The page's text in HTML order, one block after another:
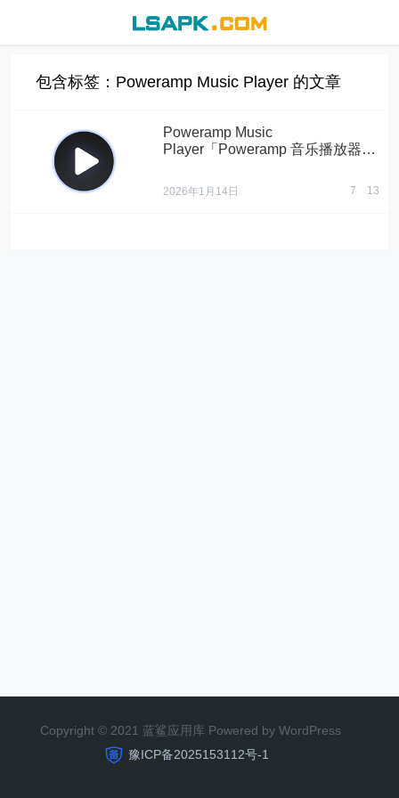
包含标签：Poweramp Music Player 的文章
Poweramp Music
Player「Poweramp 音乐播放器」
2026年1月14日 7 13
Copyright © 2021 蓝鲨应用库 Powered by WordPress
豫ICP备2025153112号-1